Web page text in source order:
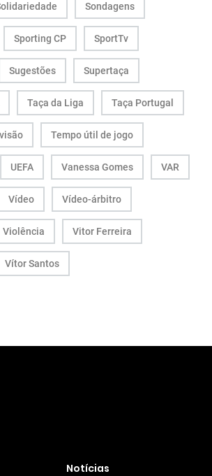
Sondagens
Sporting CP SportTv
Sugestões Supertaça
Taça da Liga Taça Portugal
Tempo útil de jogo
UEFA Vanessa Gomes VAR
Vídeo Vídeo-árbitro
Violência Vitor Ferreira
Vítor Santos
Notícias